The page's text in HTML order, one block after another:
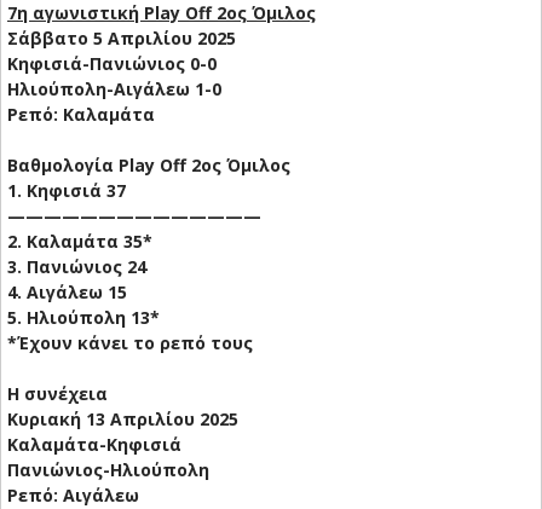
7η αγωνιστική Play Off 2ος Όμιλος
Σάββατο 5 Απριλίου 2025
Κηφισιά-Πανιώνιος 0-0
Ηλιούπολη-Αιγάλεω 1-0
Ρεπό: Καλαμάτα
Βαθμολογία Play Off 2ος Όμιλος
1. Κηφισιά 37
——————————————
2. Καλαμάτα 35*
3. Πανιώνιος 24
4. Αιγάλεω 15
5. Ηλιούπολη 13*
*Έχουν κάνει το ρεπό τους
Η συνέχεια
Κυριακή 13 Απριλίου 2025
Καλαμάτα-Κηφισιά
Πανιώνιος-Ηλιούπολη
Ρεπό: Αιγάλεω